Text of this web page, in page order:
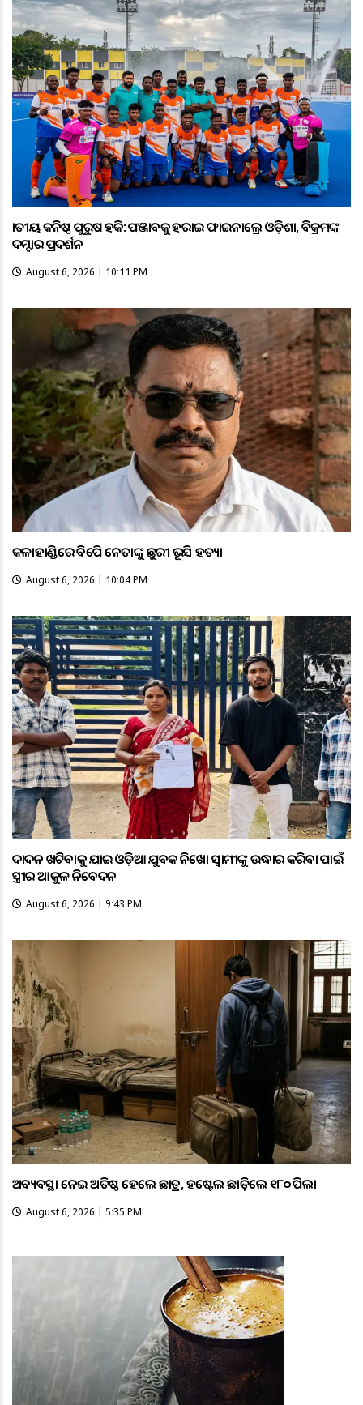
ଜାତୀୟ କନିଷ୍ଠ ପୁରୁଷ ହକି: ପଞ୍ଜାବକୁ ହରାଇ ଫାଇନାଲ୍ରେ ଓଡ଼ିଶା, ବିକ୍ରମଙ୍କ
ଦମ୍ଦାର ପ୍ରଦର୍ଶନ
August 6, 2026 | 10:11 PM
କଳାହାଣ୍ଡିରେ ବିଜେପି ନେତାଙ୍କୁ ଛୁରୀ ଭୂସି ହତ୍ୟା
August 6, 2026 | 10:04 PM
ଦାଦନ ଖଟିବାକୁ ଯାଇ ଓଡ଼ିଆ ଯୁବକ ନିଖୋଜ ସ୍ବାମୀଙ୍କୁ ଉଦ୍ଧାର କରିବା ପାଇଁ
ସ୍ତ୍ରୀର ଆକୁଳ ନିବେଦନ
August 6, 2026 | 9:43 PM
ଅବ୍ୟବସ୍ଥା ନେଇ ଅତିଷ୍ଠ ହେଲେ ଛାତ୍ର, ହଷ୍ଟେଲ ଛାଡ଼ିଲେ ୧୮୦ ପିଲା
August 6, 2026 | 5:35 PM